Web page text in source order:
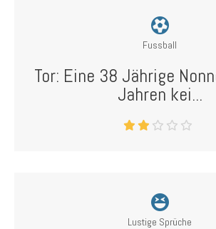
Fussball
Tor: Eine 38 Jährige
Jahren kei...
Lustige Sprüche